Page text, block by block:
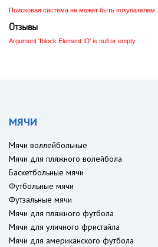
Поисковая система не может быть покупателем
Отзывы
Argument 'Iblock Element ID' is null or empty
МЯЧИ
Мячи воллейбольные
Мячи для пляжного волейбола
Баскетбольные мячи
Футбольные мячи
Футзальные мячи
Мячи для пляжного футбола
Мячи для уличного фристайла
Мячи для американского футбола